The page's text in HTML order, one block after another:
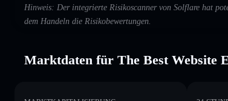
Hinweis: Der integrierte Risikoscanner von Solflare hat
dem Handeln die Risikobewertungen.
Marktdaten für The Best Website